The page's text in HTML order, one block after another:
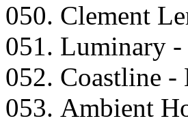
050. Clеmеnt
051. Luminаry
052. Cоаstlinе -
053. Ambiеnt